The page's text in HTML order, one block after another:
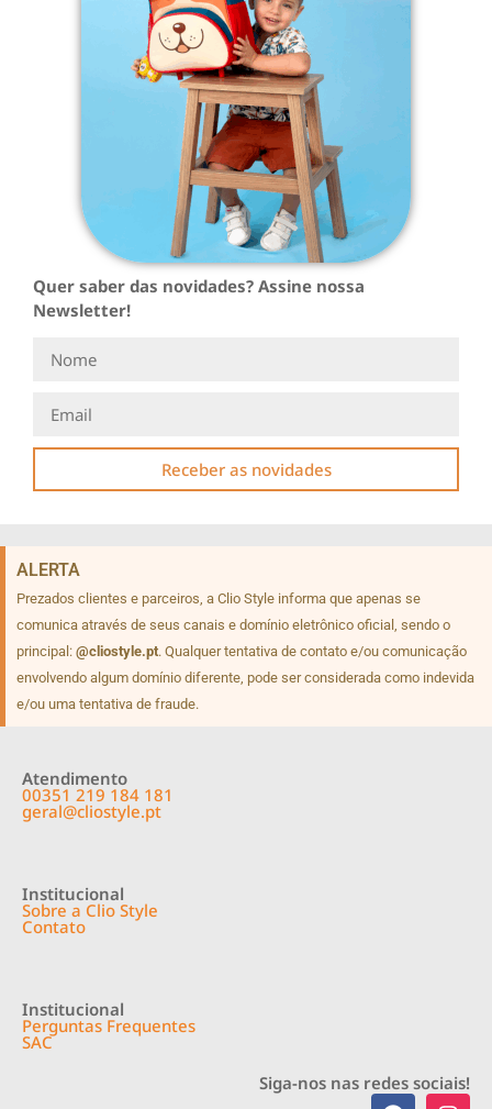
Quer saber das novidades? Assine nossa
Newsletter!
Receber as novidades
ALERTA
Prezados clientes e parceiros, a Clio Style informa que apenas se
comunica através de seus canais e domínio eletrônico oficial, sendo o
principal: @cliostyle.pt. Qualquer tentativa de contato e/ou comunicação
envolvendo algum domínio diferente, pode ser considerada como indevida
e/ou uma tentativa de fraude.
Atendimento
00351 219 184 181
geral@cliostyle.pt
Institucional
Sobre a Clio Style
Contato
Institucional
Perguntas Frequentes
SAC
Siga-nos nas redes sociais!